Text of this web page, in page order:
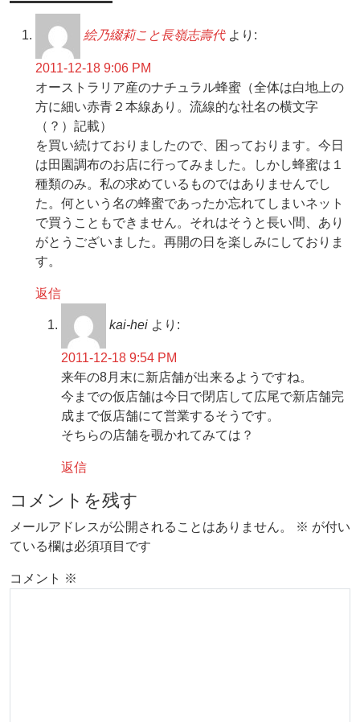
絵乃綴莉こと長嶺志壽代 より:
2011-12-18 9:06 PM
オーストラリア産のナチュラル蜂蜜（全体は白地上の
方に細い赤青２本線あり。流線的な社名の横文字
（？）記載）
を買い続けておりましたので、困っております。今日
は田園調布のお店に行ってみました。しかし蜂蜜は１
種類のみ。私の求めているものではありませんでし
た。何という名の蜂蜜であったか忘れてしまいネット
で買うこともできません。それはそうと長い間、あり
がとうございました。再開の日を楽しみにしておりま
す。
返信
kai-hei より:
2011-12-18 9:54 PM
来年の8月末に新店舗が出来るようですね。
今までの仮店舗は今日で閉店して広尾で新店舗完
成まで仮店舗にて営業するそうです。
そちらの店舗を覗かれてみては？
返信
コメントを残す
メールアドレスが公開されることはありません。 ※ が付い
ている欄は必須項目です
コメント ※